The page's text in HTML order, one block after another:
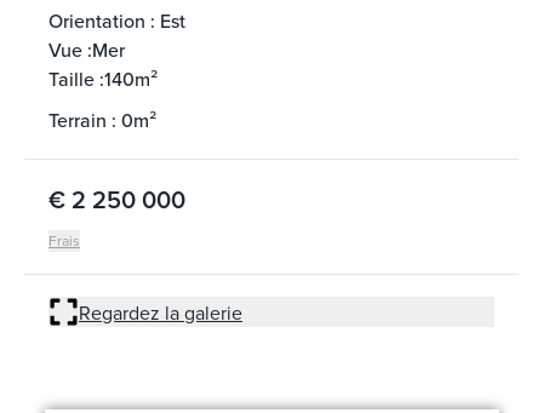
Orientation : Est
Vue :Mer
Taille :140m²
Terrain : 0m²
€ 2 250 000
Frais
Regardez la galerie